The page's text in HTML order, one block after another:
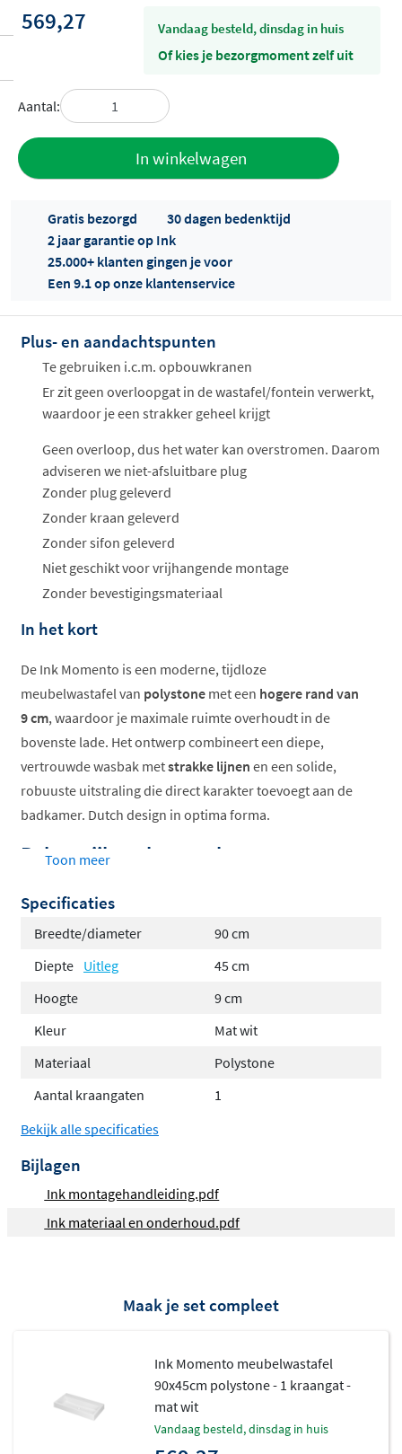
569,27 vandaag besteld, dinsdag in huis
Of kies je bezorgmoment zelf uit
Aantal:
In winkelwagen
Offertes
ophalen...
Gratis bezorgd
30 dagen bedenktijd
2 jaar garantie op Ink
25.000+ klanten gingen je voor
Een 9.1 op onze klantenservice
Plus- en aandachtspunten
Te gebruiken i.c.m. opbouwkranen
Er zit geen overloopgat in de wastafel/fontein verwerkt,
waardoor je een strakker geheel krijgt
Geen overloop, dus het water kan overstromen. Daarom
adviseren we niet-afsluitbare plug
Zonder plug geleverd
Zonder kraan geleverd
Zonder sifon geleverd
Niet geschikt voor vrijhangende montage
Zonder bevestigingsmateriaal
In het kort
De Ink Momento is een moderne, tijdloze
meubelwastafel van polystone met een hogere rand van
9 cm, waardoor je maximale ruimte overhoudt in de
bovenste lade. Het ontwerp combineert een diepe,
vertrouwde wasbak metstrakke lijnen en een solide,
robuuste uitstraling die direct karakter toevoegt aan de
badkamer. Dutch design in optima forma.
Belangrijkste kenmerken
Hoge rand van 9 cm voor extra effectieve
opbergruimte in de bovenste lade
tijdloze belijning
Verkrijgbaar in polystone glans wit en mat wit, en
in quartz zwart en beton
Breedtes van 60 tot 180 centimeter, met
asymmetrische opties vanaf 100 centimeter
bijpassende kleur
Niet vrijhangend, te combineren met alle INK
onderkasten
materiaalsoorten
polystone en quartz, elk met hun eigen uitstraling en
onderhoudsinstructies.
Polystone
Toon meer
Specificaties
Breedte/diameter
90 cm
Diepte Uitleg
45 cm
Hoogte
9 cm
Kleur
Mat wit
Materiaal
Polystone
Aantal kraangaten
1
Bekijk alle specificaties
Bijlagen
Ink montagehandleiding.pdf
Ink materiaal en onderhoud.pdf
Maak je set compleet
Ink Momento meubelwastafel
90x45cm polystone - 1 kraangat -
mat wit
vandaag besteld, dinsdag in huis